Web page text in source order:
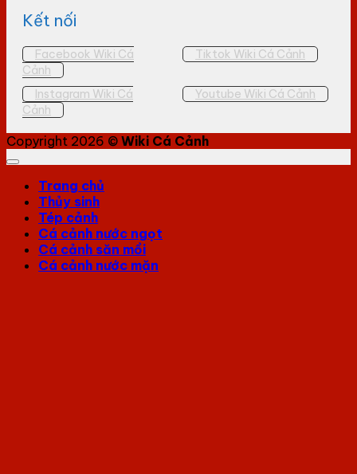
Kết nối
Facebook Wiki Cá
Cảnh
Tiktok Wiki Cá Cảnh
Instagram Wiki Cá
Cảnh
Youtube Wiki Cá Cảnh
Copyright 2026 © Wiki Cá Cảnh
Trang chủ
Thủy sinh
Tép cảnh
Cá cảnh nước ngọt
Cá cảnh săn mồi
Cá cảnh nước mặn